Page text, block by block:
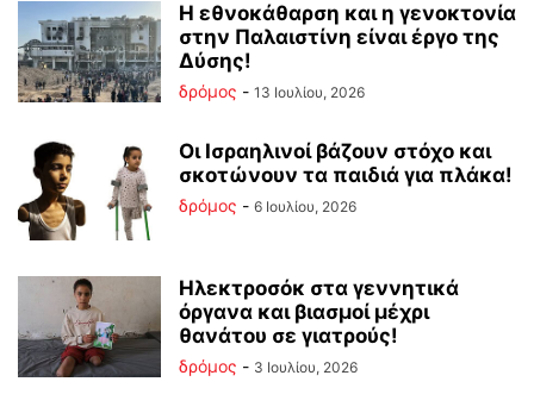
Η εθνοκάθαρση και η γενοκτονία
στην Παλαιστίνη είναι έργο της
Δύσης!
δρόμος - 13 Ιουλίου, 2026
Οι Ισραηλινοί βάζουν στόχο και
σκοτώνουν τα παιδιά για πλάκα!
δρόμος - 6 Ιουλίου, 2026
Ηλεκτροσόκ στα γεννητικά
όργανα και βιασμοί μέχρι
θανάτου σε γιατρούς!
δρόμος - 3 Ιουλίου, 2026